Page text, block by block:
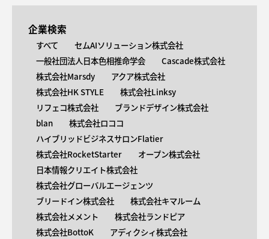
企業検索
すべて
セムAIソリューション株式会社
一般社団法人日本色相推命学会
Cascade株式会社
株式会社Marsdy
アクア株式会社
株式会社HK STYLE
株式会社Linksy
リフェコ株式会社
ブランドデザイン株式会社
blan
株式会社ロココ
ハイブリッドビジネスサロンFlatier
株式会社RocketStarter
オープン株式会社
日本情報クリエイト株式会社
株式会社グローバルエージェンツ
ブリードイン株式会社
株式会社キマルーム
株式会社メメント
株式会社ランドピア
株式会社BottoK
アディクシィ株式会社